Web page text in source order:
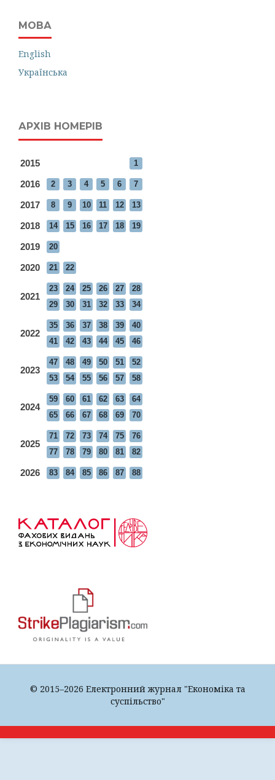
МОВА
English
Українська
АРХІВ НОМЕРІВ
2015 1
2016 2 3 4 5 6 7
2017 8 9 10 11 12 13
2018 14 15 16 17 18 19
2019 20
2020 21 22
2021
23 24 25 26 27
28
29
30 31 32 33 34
2022
35 36 37 38 39
40
41
42 43 44 45 46
2023
47 48 49 50 51
52
53
54 55 56 57 58
2024
59 60 61 62 63
64
65
66 67 68 69 70
2025
71 72 73 74 75
76
77
78 79 80 81 82
2026 83 84 85 86 87 88
© 2015–2026 Електронний журнал "Економіка та
суспільство"